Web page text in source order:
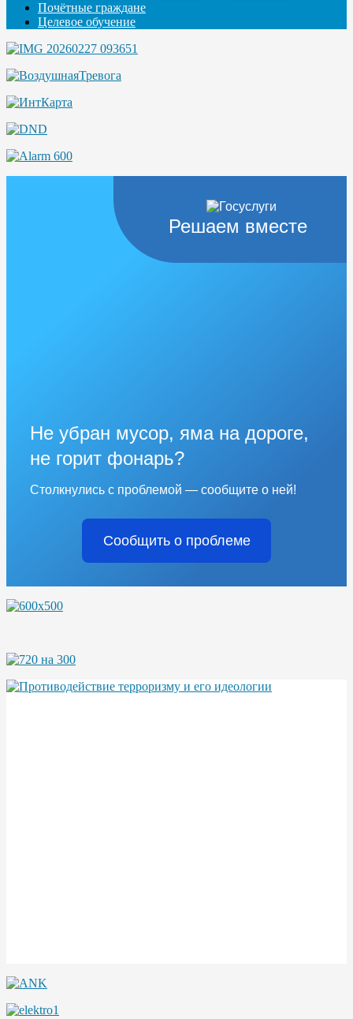
Почётные граждане
Целевое обучение
Решаем вместе
Не убран мусор, яма на дороге,
не горит фонарь?
Столкнулись с проблемой — сообщите о ней!
Сообщить о проблеме